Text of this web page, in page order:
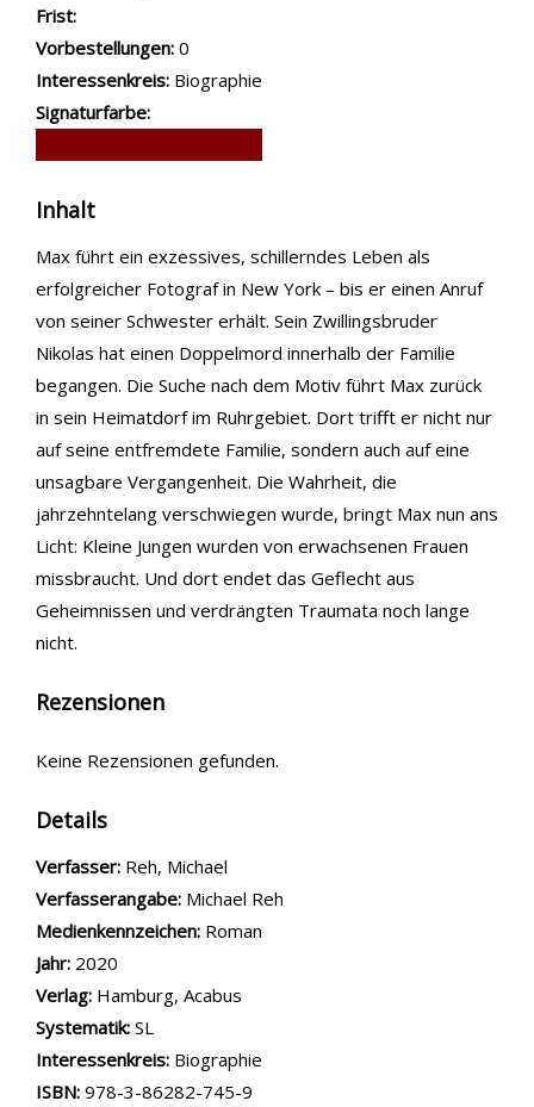
Frist:
Vorbestellungen: 0
Interessenkreis: Biographie
Signaturfarbe:
Inhalt
Max führt ein exzessives, schillerndes Leben als
erfolgreicher Fotograf in New York – bis er einen Anruf
von seiner Schwester erhält. Sein Zwillingsbruder
Nikolas hat einen Doppelmord innerhalb der Familie
begangen. Die Suche nach dem Motiv führt Max zurück
in sein Heimatdorf im Ruhrgebiet. Dort trifft er nicht nur
auf seine entfremdete Familie, sondern auch auf eine
unsagbare Vergangenheit. Die Wahrheit, die
jahrzehntelang verschwiegen wurde, bringt Max nun ans
Licht: Kleine Jungen wurden von erwachsenen Frauen
missbraucht. Und dort endet das Geflecht aus
Geheimnissen und verdrängten Traumata noch lange
nicht.
Rezensionen
Keine Rezensionen gefunden.
Details
Verfasser: Suche nach diesem Verfasser
Reh, Michael
Verfasserangabe: Michael Reh
Medienkennzeichen: Roman
Jahr: 2020
Verlag: Hamburg, Acabus
opens in new tab
Diesen Link in neuem Tab öffnen
Systematik: Suche nach dieser Systematik
SL
Interessenkreis: Suche nach diesem Interessenskreis
Biographie
ISBN: 978-3-86282-745-9